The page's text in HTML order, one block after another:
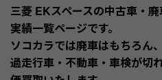
三菱 EKスペースの中古車・
実績一覧ページです。
ソコカラでは廃車はもちろん
過走行車・不動車・車検が切